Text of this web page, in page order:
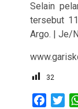
Selain
tersebut
Argo. | Je/
32